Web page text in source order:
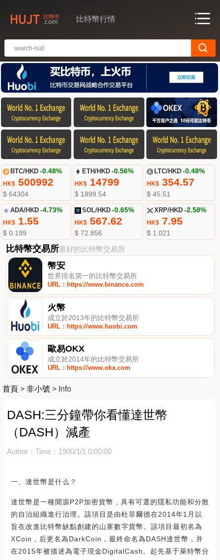
比特幣行情
BTC/HKD -0.48%
HK$500992
$ 64304
ETH/HKD -0.56%
HK$ 14799
$ 1899.54
LTC/HKD -0.48%
HK$354.57
$ 45.51
ADA/HKD -4.73%
HK$1.55
$ 0.199
SOL/HKD -0.65%
HK$ 567.62
$ 72.856
XRP/HKD -2.58%
HK$7.95
$ 1.021
比特幣交易所最好的比特幣交易所
幣安
世界排名第一的比特幣交易所
URL：https://www.binance.com
火幣
成立於2013年的比特幣交易所
URL：https://www.huobi.com
歐易OKX
成立於2014年的比特幣交易所
URL：https://www.okx.com
首頁 > 非小號 > Info
DASH:三分鐘帶你看懂達世幣
（DASH）減產
Author： Time：1900/1/1 0:00:00
一、達世幣是什么？
達世幣是一種開源P2P加密貨幣，具有可選的隱私功能和分散
的自治組織進行治理。該項目是由杜菲爾德在2014年1月以
旨在改進比特幣缺點創建的山寨數字貨幣。該項目最初名為
XCoin，后更名為DarkCoin，最終命名為DASH達世幣，并
在2015年被描述為電子現金DigitalCash。起先基于萊特幣分